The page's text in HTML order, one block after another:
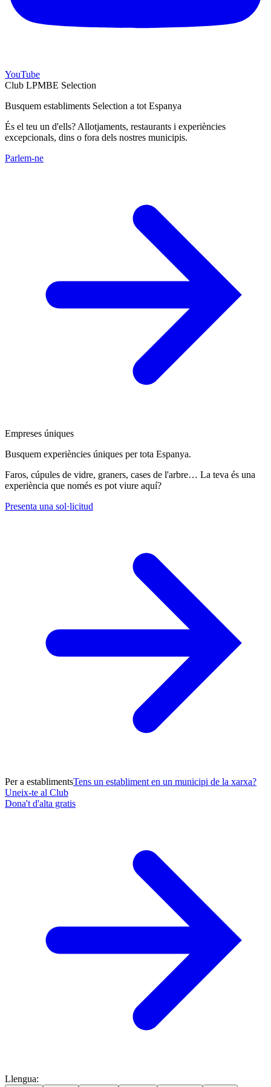
YouTube
Club LPMBE Selection
Busquem establiments Selection a tot Espanya
És el teu un d'ells? Allotjaments, restaurants i experiències
excepcionals, dins o fora dels nostres municipis.
Parlem-ne
Empreses úniques
Busquem experiències úniques per tota Espanya.
Faros, cúpules de vidre, graners, cases de l'arbre… La teva és una
experiència que només es pot viure aquí?
Presenta una sol·licitud
Per a establimentsTens un establiment en un municipi de la xarxa?
Uneix-te al Club
Dona't d'alta gratis
Llengua: